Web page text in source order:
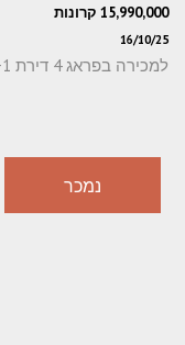
15,990,000 קרונות
16/10/25
למכירה בפראג 4 דירת 4+1 חדרים משופצת בגודל 120 מ"ר
נמכר